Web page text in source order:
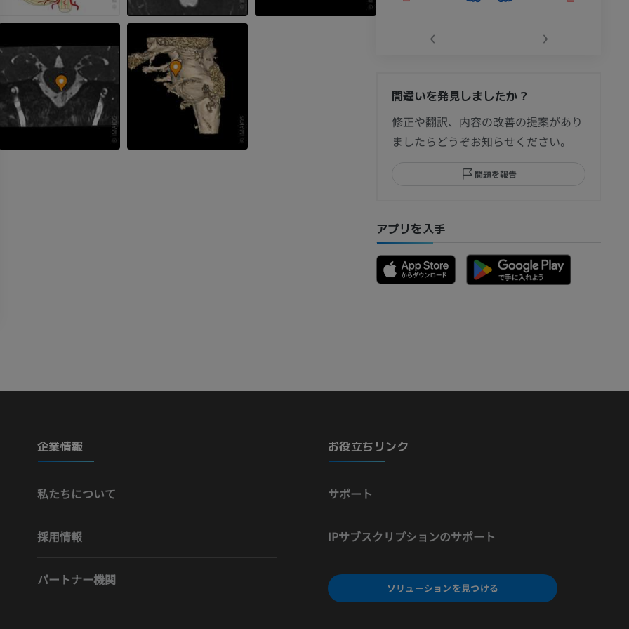
MRI
プレミアム
上肢X線
プレミアム プレミアム
‹ ›
間違いを発見しましたか？
修正や翻訳、内容の改善の提案があり
ましたらどうぞお知らせください。
問題を報告
アプリを入手
企業情報
私たちについて
採用情報
パートナー機関
お役立ちリンク
サポート
IPサブスクリプションのサポート
ソリューションを見つける